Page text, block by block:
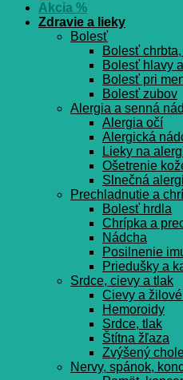
Akcia %
Zdravie a lieky
Bolesť
Bolesť
Bolesť hlavy
Bolesť pri
Bolesť zubov
Alergia a senná
Alergia očí
Alergická
Lieky na
Ošetrenie
Slnečná
Prechladnutie a
Bolesť hrdla
Chrípka a
Nádcha
Posilnenie
Priedušky a
Srdce, cievy a tlak
Cievy a
Hemoroidy
Srdce, tlak
Štítna žľaza
Zvýšený
Nervy, spánok,